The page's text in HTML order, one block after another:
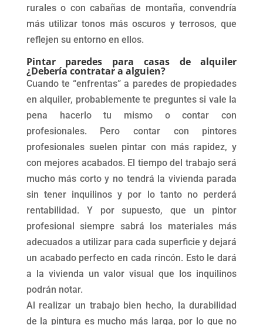
rurales o con cabañas de montaña, convendría
más utilizar tonos más oscuros y terrosos, que
reflejen su entorno en ellos.
Pintar paredes para casas de alquiler
¿Debería contratar a alguien?
Cuando te “enfrentas” a paredes de propiedades
en alquiler, probablemente te preguntes si vale la
pena hacerlo tu mismo o contar con
profesionales. Pero contar con pintores
profesionales suelen pintar con más rapidez, y
con mejores acabados. El tiempo del trabajo será
mucho más corto y no tendrá la vivienda parada
sin tener inquilinos y por lo tanto no perderá
rentabilidad. Y por supuesto, que un pintor
profesional siempre sabrá los materiales más
adecuados a utilizar para cada superficie y dejará
un acabado perfecto en cada rincón. Esto le dará
a la vivienda un valor visual que los inquilinos
podrán notar.
Al realizar un trabajo bien hecho, la durabilidad
de la pintura es mucho más larga, por lo que no